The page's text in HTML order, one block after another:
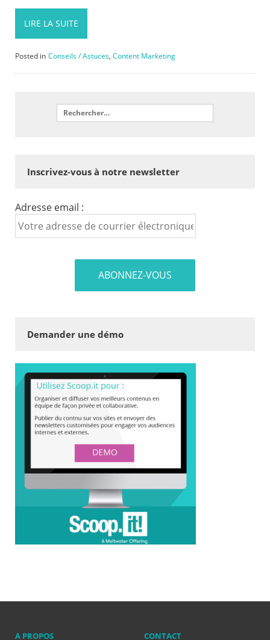
LIRE LA SUITE
Posted in Conseils / Astuces,Content Marketing
Inscrivez-vous à notre newsletter
Adresse email :
Demander une démo
A PROPOS CONTACT